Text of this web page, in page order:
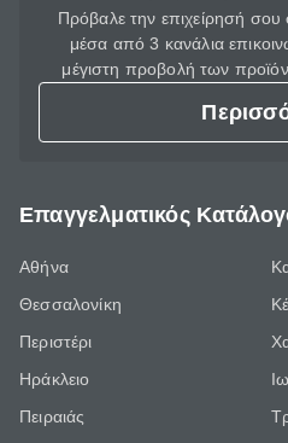
Πρόβαλε την επιχείρησή
μέσα από 3 κανάλια
μέγιστη προβολή των
Επαγγελματικός
Αθήνα
Θεσσαλονίκη
Περιστέρι
Ηράκλειο
Πειραιάς